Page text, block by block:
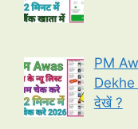
PM
Dekhe
देखें ?